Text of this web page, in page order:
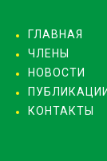
ГЛАВНАЯ
ЧЛЕНЫ
НОВОСТИ
ПУБЛИКАЦИИ
КОНТАКТЫ